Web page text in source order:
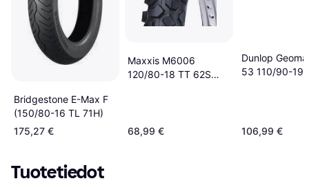
Bridgestone E-Max F
(150/80-16 TL 71H)
175,27 €
Maxxis M6006
120/80-18 TT 62S
68,99 €
Dunlop
53 110/90-19
106,99 €
Tuotetiedot